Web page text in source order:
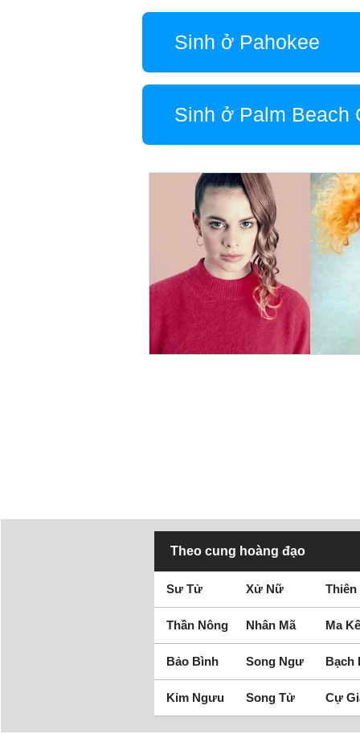
Sinh ở Pahokee
Sinh ở Palm Beach
Theo cung hoàng đạo
Sư Tử Xử Nữ
Thần Nông Nhân Mã Ma
Bảo Bình Song Ngư Bạch
Kim Ngưu Song Tử Cự